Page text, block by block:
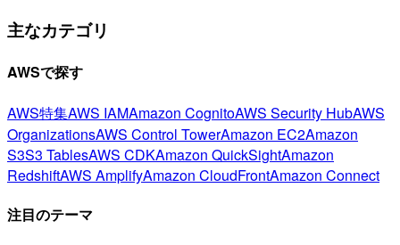
主なカテゴリ
AWSで探す
AWS特集AWS IAMAmazon CognitoAWS Security HubAWS
OrganizationsAWS Control TowerAmazon EC2Amazon
S3S3 TablesAWS CDKAmazon QuickSightAmazon
RedshiftAWS AmplifyAmazon CloudFrontAmazon Connect
注目のテーマ